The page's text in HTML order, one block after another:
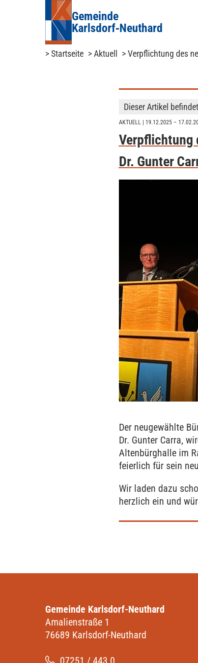
Gemeinde
Karlsdorf‑Neuthard
> Startseite > Aktuell > Verpflichtung des
Dieser Artikel
AKTUELL | 19.12.2025 –
Verpflichtung
Dr. Gunter
Der neugewählte
Dr. Gunter Carra,
Altenbürghalle im
feierlich für sein
Wir laden dazu
herzlich ein und
Gemeinde Karlsdorf-Neuthard
Amalienstraße 1
76689 Karlsdorf-Neuthard
07251 / 443 0